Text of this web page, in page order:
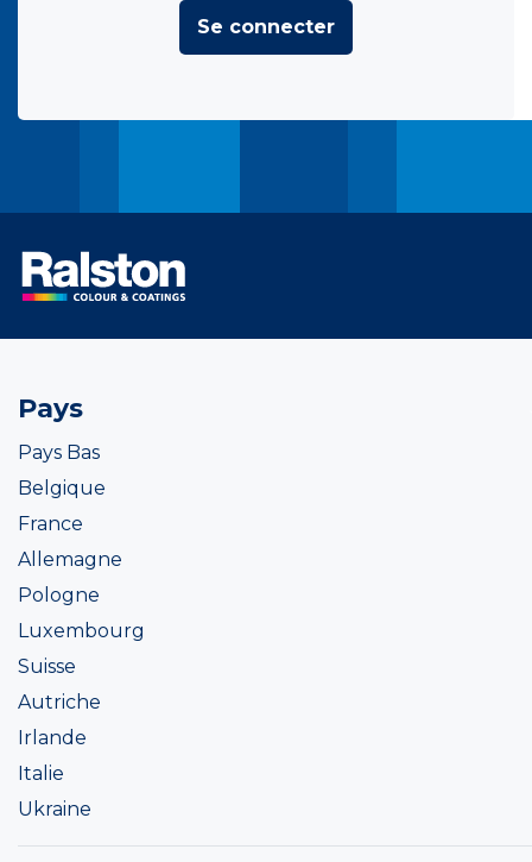
Se connecter
Pays
Pays Bas
Belgique
France
Allemagne
Pologne
Luxembourg
Suisse
Autriche
Irlande
Italie
Ukraine